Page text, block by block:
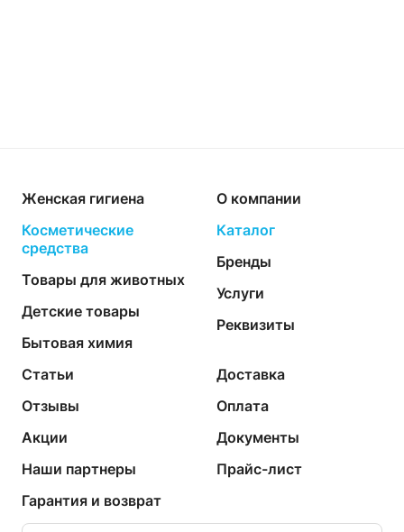
Женская гигиена
Косметические
средства
Товары для животных
Детские товары
Бытовая химия
О компании
Каталог
Бренды
Услуги
Реквизиты
Статьи
Отзывы
Акции
Наши партнеры
Гарантия и возврат
Доставка
Оплата
Документы
Прайс-лист